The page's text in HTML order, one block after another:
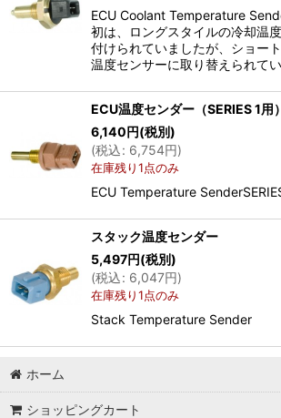
ECU Coolant Temperature
初は、ロングスタイルの冷却温
付けられていましたが、ショー
温度センサーに取り替えられて
ECU温度センダー（SERIES 1用）
6,140円(税別)
(税込: 6,754円)
在庫残り1点のみ
ECU Temperature
スタック温度センダー
5,497円(税別)
(税込: 6,047円)
在庫残り1点のみ
Stack Temperature Sender
ホーム
ショッピングカート